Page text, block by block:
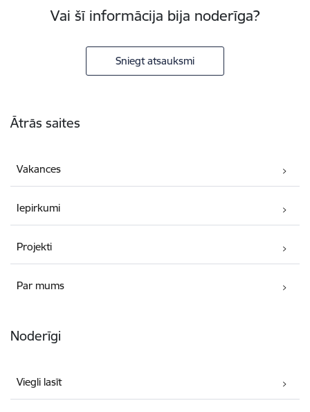
Vai šī informācija bija noderīga?
Sniegt atsauksmi
Ātrās saites
Vakances
Iepirkumi
Projekti
Par mums
Noderīgi
Viegli lasīt